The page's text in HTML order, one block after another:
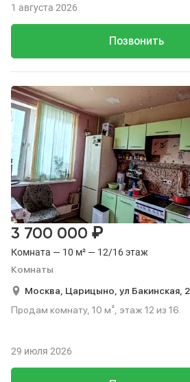
Позвонить
1 августа 2026
Комната — 10 м² — 12/16 этаж
Комнаты
3 700 000 ₽
Москва, Царицыно, ул Бакинская, 2
Продам комнату, 10 м², этаж 12 из 16.
29 июля 2026